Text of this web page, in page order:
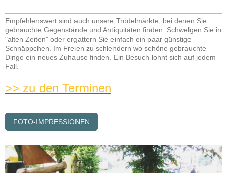
Empfehlenswert sind auch unsere Trödelmärkte, bei denen Sie
gebrauchte Gegenstände und Antiquitäten finden. Schwelgen Sie in
"alten Zeiten" oder ergattern Sie einfach ein paar günstige
Schnäppchen. Im Freien zu schlendern wo schöne gebrauchte
Dinge ein neues Zuhause finden. Ein Besuch lohnt sich auf jedem
Fall.
>> zu den Terminen
FOTO-IMPRESSIONEN